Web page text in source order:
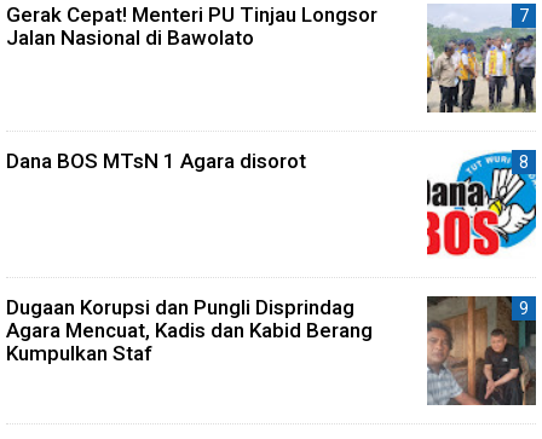
Gerak Cepat! Menteri PU Tinjau Longsor
Jalan Nasional di Bawolato
Dana BOS MTsN 1 Agara disorot
Dugaan Korupsi dan Pungli Disprindag
Agara Mencuat, Kadis dan Kabid Berang
Kumpulkan Staf